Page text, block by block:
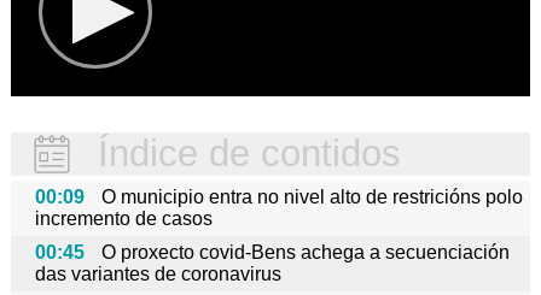
Índice de contidos
00:09
O municipio entra no nivel alto de restricións polo
incremento de casos
00:45
O proxecto covid-Bens achega a secuenciación
das variantes de coronavirus